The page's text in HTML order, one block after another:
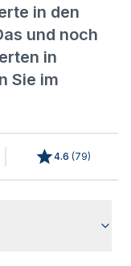
in den
und noch
in
Sie im
4.6 (79)